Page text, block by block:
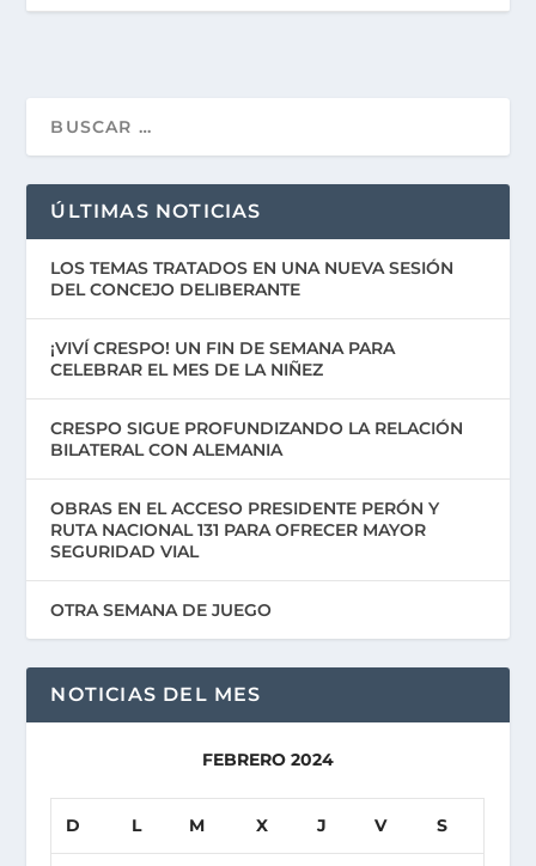
ÚLTIMAS NOTICIAS
LOS TEMAS TRATADOS EN UNA NUEVA SESIÓN
DEL CONCEJO DELIBERANTE
¡VIVÍ CRESPO! UN FIN DE SEMANA PARA
CELEBRAR EL MES DE LA NIÑEZ
CRESPO SIGUE PROFUNDIZANDO LA RELACIÓN
BILATERAL CON ALEMANIA
OBRAS EN EL ACCESO PRESIDENTE PERÓN Y
RUTA NACIONAL 131 PARA OFRECER MAYOR
SEGURIDAD VIAL
OTRA SEMANA DE JUEGO
NOTICIAS DEL MES
FEBRERO 2024
D L M X J V S